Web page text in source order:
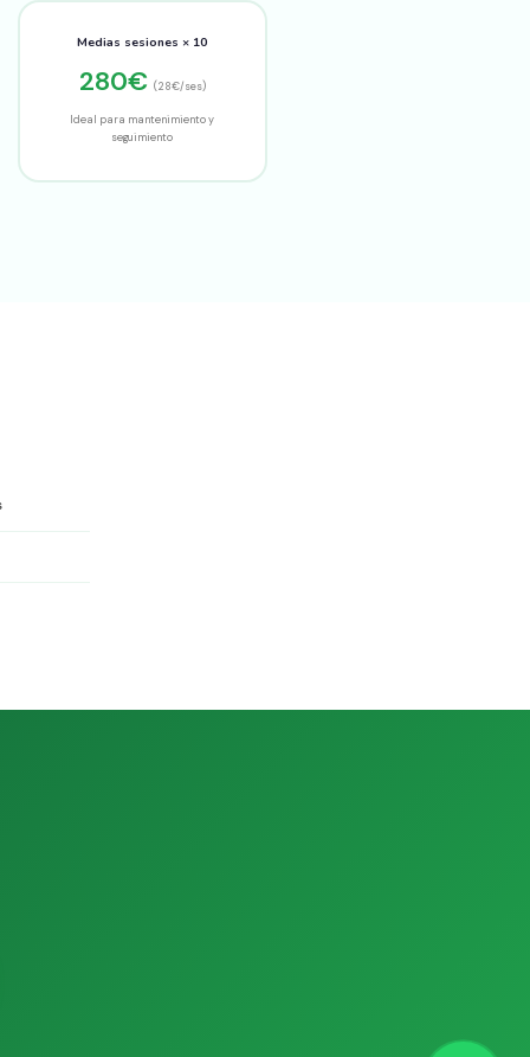
Medias sesiones × 10
280€ (28€/ses)
Ideal para mantenimiento y
seguimiento